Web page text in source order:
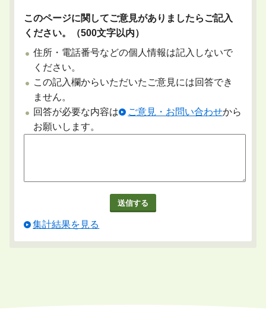
このページに関してご意見がありましたらご記入
ください。（500文字以内）
住所・電話番号などの個人情報は記入しないで
ください。
この記入欄からいただいたご意見には回答でき
ません。
回答が必要な内容は
ご意見・お問い合わせから
お願いします。
集計結果を見る